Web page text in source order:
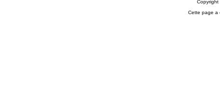
Cette page a